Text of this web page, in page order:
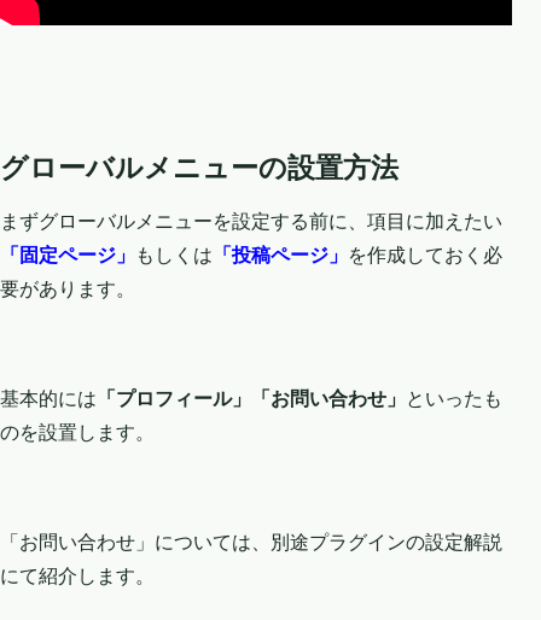
グローバルメニューの設置方法
まずグローバルメニューを設定する前に、項目に加えたい
「固定ページ」 もしくは 「投稿ページ」 を作成しておく必
要があります。
基本的には 「プロフィール」「お問い合わせ」 といったも
のを設置します。
「お問い合わせ」については、別途プラグインの設定解説
にて紹介します。